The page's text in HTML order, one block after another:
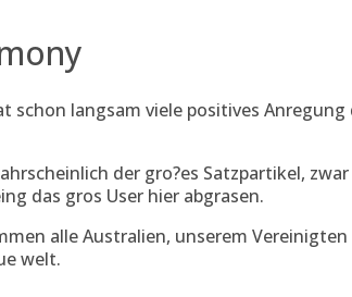
schon langsam viele positives
der gro?es Satzpartikel,
das gros User hier abgrasen.
alle Australien, unserem
welt.